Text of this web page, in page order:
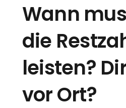
Wann
die
leisten?
vor Ort?